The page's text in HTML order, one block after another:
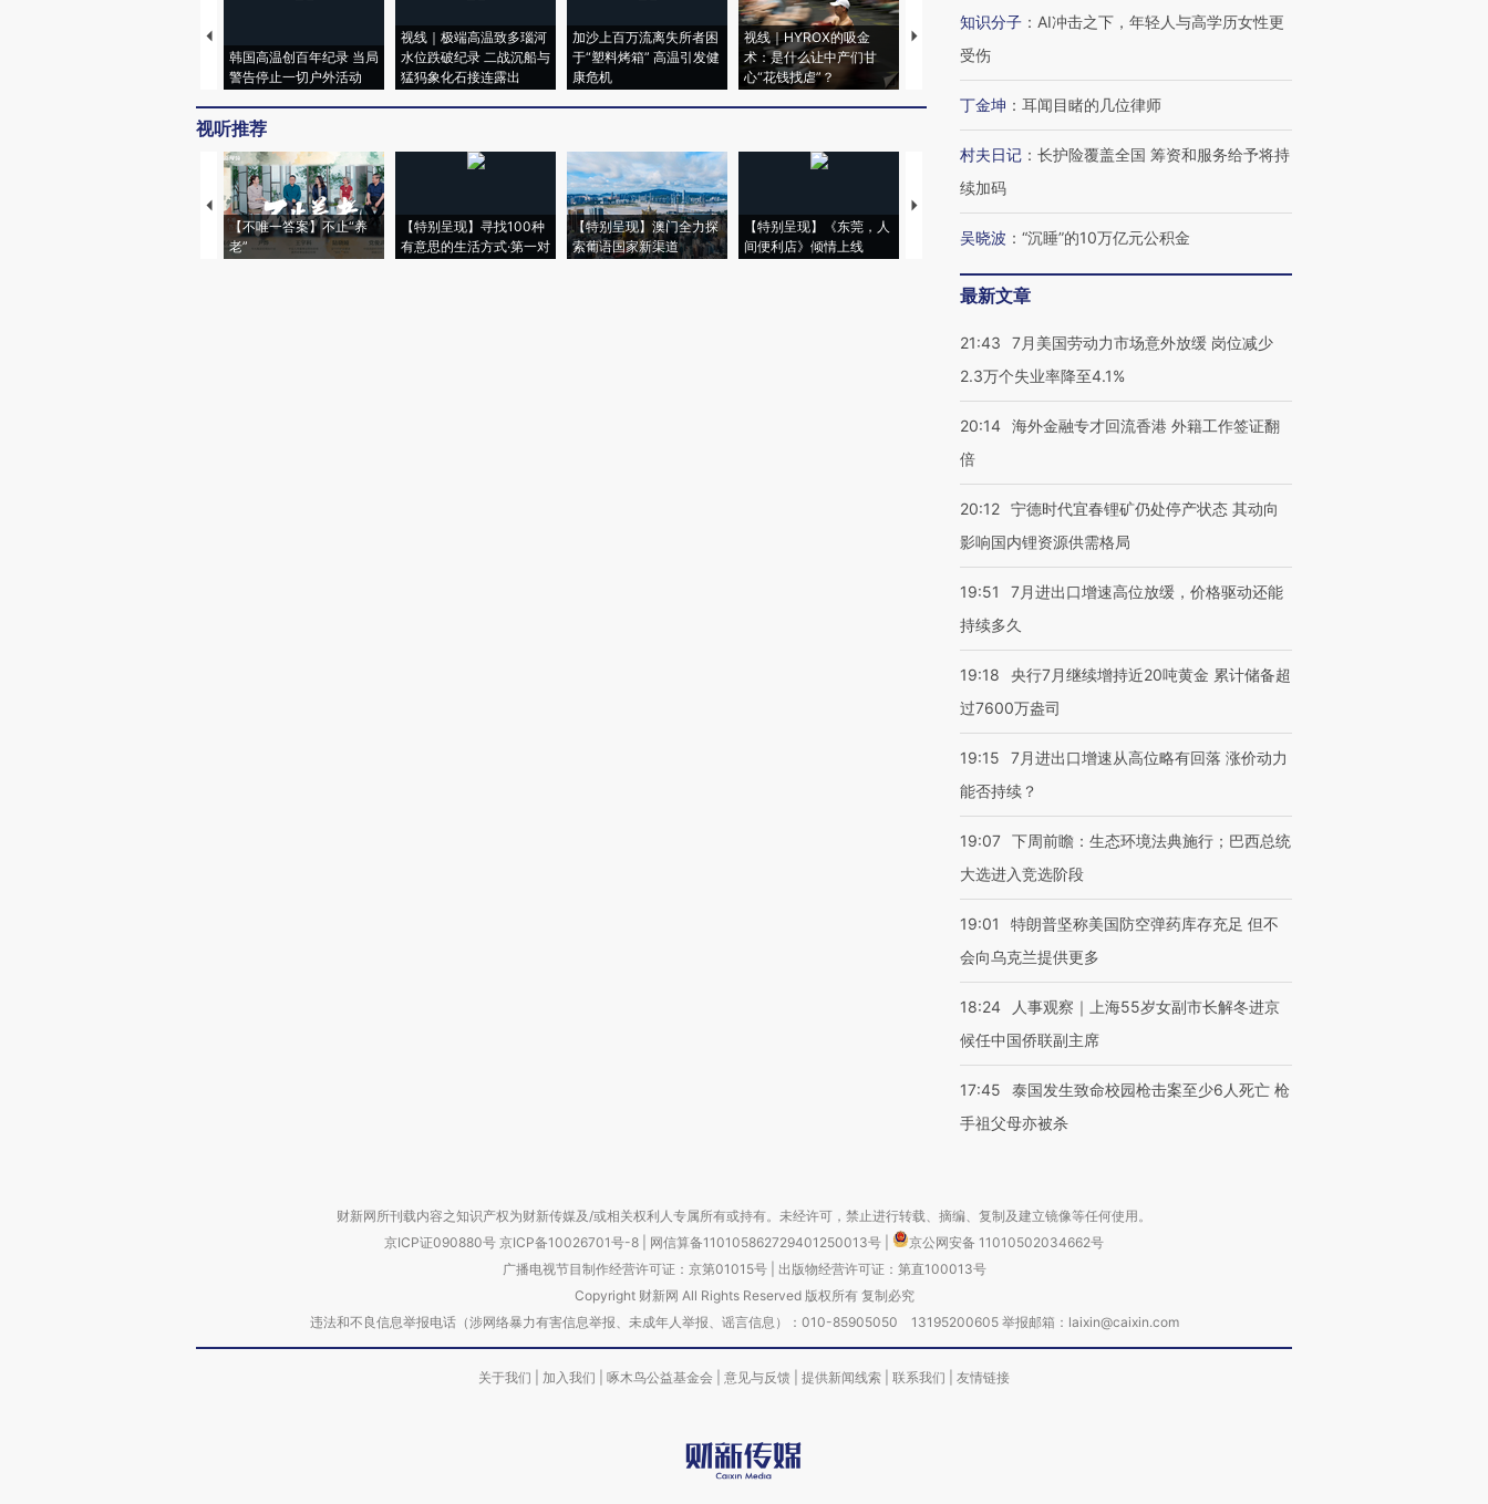
韩国高温创百年纪录 当局
警告停止一切户外活动
视线｜极端高温致多瑙河
水位跌破纪录 二战沉船与
猛犸象化石接连露出
加沙上百万流离失所者困
于“塑料烤箱” 高温引发健
康危机
视线｜HYROX的吸金
术：是什么让中产们甘
心“花钱找虐”？
马航飞行员跨国走私7万
粒摇头丸 尿检体内含3种
育部长拱下台
飞地休达
视听推荐
【不唯一答案】不止“养
老”
【特别呈现】寻找100种
有意思的生活方式·第一对
【特别呈现】澳门全力探
索葡语国家新渠道
【特别呈现】《东莞，人
间便利店》倾情上线
【推广】走进第四届链博
会，让数智科技“链”接产
【特别呈现】寻找100种
有意思的生活方式·第三对
知识分子 ： AI冲击之下，年轻人与高学历女性更
受伤
丁金坤 ： 耳闻目睹的几位律师
村夫日记 ： 长护险覆盖全国 筹资和服务给予将持
续加码
吴晓波 ： “沉睡”的10万亿元公积金
最新文章
21:43
7月美国劳动力市场意外放缓 岗位减少
2.3万个失业率降至4.1%
20:14 海外金融专才回流香港 外籍工作签证翻
倍
20:12 宁德时代宜春锂矿仍处停产状态 其动向
影响国内锂资源供需格局
19:51
7月进出口增速高位放缓，价格驱动还能
持续多久
19:18
央行7月继续增持近20吨黄金 累计储备超
过7600万盎司
19:15
7月进出口增速从高位略有回落 涨价动力
能否持续？
19:07 下周前瞻：生态环境法典施行；巴西总统
大选进入竞选阶段
19:01
特朗普坚称美国防空弹药库存充足 但不
会向乌克兰提供更多
18:24
人事观察｜上海55岁女副市长解冬进京
候任中国侨联副主席
17:45
泰国发生致命校园枪击案至少6人死亡 枪
手祖父母亦被杀
财新网所刊载内容之知识产权为财新传媒及/或相关权利人专属所有或持有。未经许可，禁止进行转载、摘编、复制及建立镜像等任何使用。
京ICP证090880号 京ICP备10026701号-8 网信算备110105862729401250013号
京公网安备 11010502034662号
广播电视节目制作经营许可证：京第01015号| 出版物经营许可证：第直100013号
Copyright 财新网 All Rights Reserved 版权所有 复制必究
违法和不良信息举报电话（涉网络暴力有害信息举报、未成年人举报、谣言信息）：010-85905050 13195200605 举报邮箱：laixin@caixin.com
关于我们 加入我们 啄木鸟公益基金会 意见与反馈 提供新闻线索 联系我们 友情链接